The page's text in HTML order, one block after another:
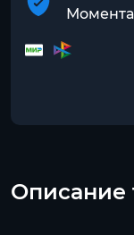
Описание